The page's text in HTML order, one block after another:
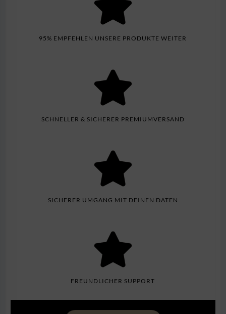
95% EMPFEHLEN UNSERE PRODUKTE WEITER
SCHNELLER & SICHERER PREMIUMVERSAND
SICHERER UMGANG MIT DEINEN DATEN
FREUNDLICHER SUPPORT